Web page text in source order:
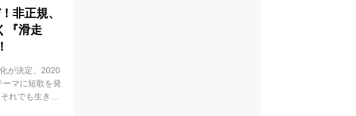
非正規、
『滑走
が決定、2020
マに短歌を発
れでも生きる